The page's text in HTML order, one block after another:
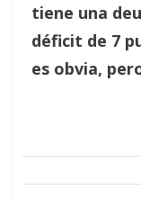
tiene una
déficit de 7
es obvia,